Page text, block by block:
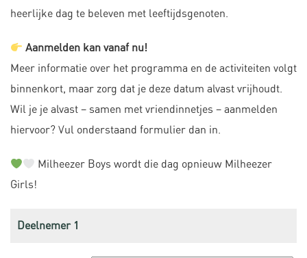
heerlijke dag te beleven met leeftijdsgenoten.
Aanmelden kan vanaf nu!
Meer informatie over het programma en de activiteiten volgt
binnenkort, maar zorg dat je deze datum alvast vrijhoudt.
Wil je je alvast – samen met vriendinnetjes – aanmelden
hiervoor? Vul onderstaand formulier dan in.
Milheezer Boys wordt die dag opnieuw Milheezer
Girls!
Deelnemer 1